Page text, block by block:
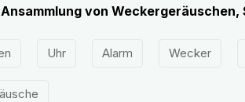
Ansammlung von Weckergeräuschen,
Uhr Alarm Wecker